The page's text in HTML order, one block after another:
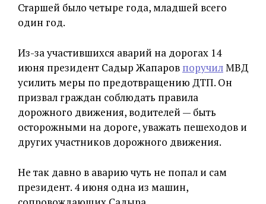
Старшей было четыре года, младшей всего
один год.
Из-за участившихся аварий на дорогах 14
июня президент Садыр Жапаров поручилМВД
усилить меры по предотвращению ДТП. Он
призвал граждан соблюдать правила
дорожного движения, водителей — быть
осторожными на дороге, уважать пешеходов и
других участников дорожного движения.
Не так давно в аварию чуть не попал и сам
президент. 4 июня одна из машин,